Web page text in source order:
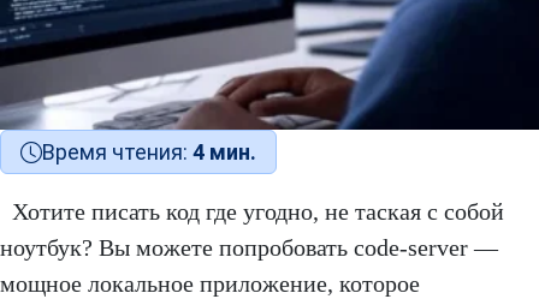
Время чтения: 4 мин.
Хотите писать код где угодно, не таская с собой
ноутбук? Вы можете попробовать code-server —
мощное локальное приложение, которое